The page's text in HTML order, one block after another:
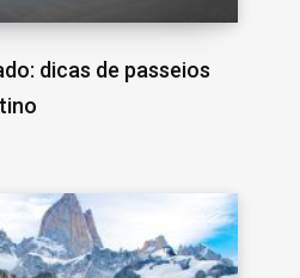
dicas de passeios